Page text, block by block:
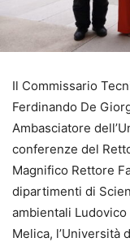
Il Commissario
Ferdinando De
Ambasciatore
conferenze del
Magnifico Rettore
dipartimenti di
ambientali
Melica, l’Università